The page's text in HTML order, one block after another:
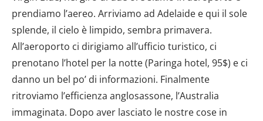
prendiamo l’aereo. Arriviamo ad Adelaide e qui il sole
splende, il cielo è limpido, sembra primavera.
All’aeroporto ci dirigiamo all’ufficio turistico, ci
prenotano l’hotel per la notte (Paringa hotel, 95$) e ci
danno un bel po’ di informazioni. Finalmente
ritroviamo l’efficienza anglosassone, l’Australia
immaginata. Dopo aver lasciato le nostre cose in